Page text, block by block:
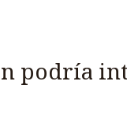
podría